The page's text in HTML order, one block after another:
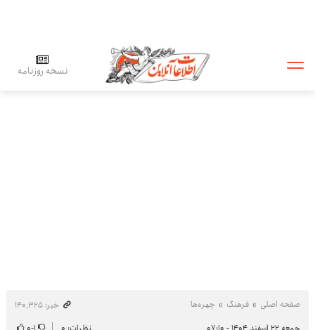
نسخه روزنامه
صفحه اصلی فرهنگ چهره‌ها
خبر: ۱۴۰٬۳۲۵